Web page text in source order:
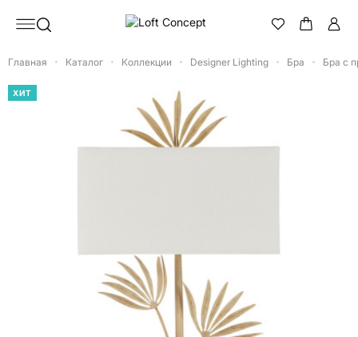
Главная Каталог Коллекции Designer Lighting Бра Бра с
ХИТ